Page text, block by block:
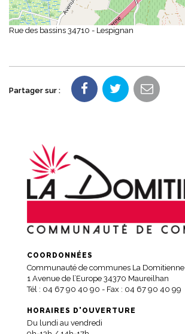
Rue des bassins 34710 - Lespignan
Partager sur :
COORDONNÉES
Communauté de communes La Domitienne
1 Avenue de l’Europe 34370 Maureilhan
Tél : 04 67 90 40 90 - Fax : 04 67 90 40 99
HORAIRES D'OUVERTURE
Du lundi au vendredi